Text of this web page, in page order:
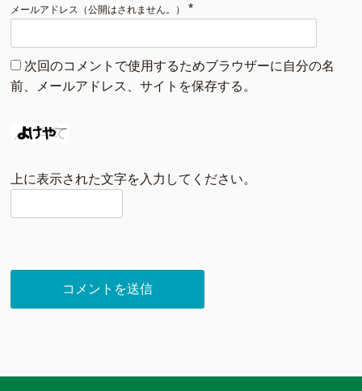
メールアドレス（公開はされません。） *
次回のコメントで使用するためブラウザーに自分の名
前、メールアドレス、サイトを保存する。
上に表示された文字を入力してください。